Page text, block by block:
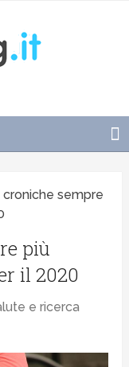
croniche sempre
più
il 2020
e ricerca